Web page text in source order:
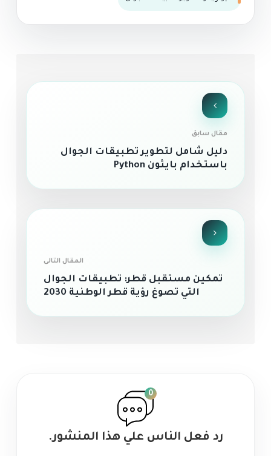
مقال سابق
دليل شامل لتطوير تطبيقات الجوال
باستخدام بايثون Python
المقال التالى
تمكين مستقبل قطر: تطبيقات الجوال
التي تصوغ رؤية قطر الوطنية 2030
0
رد فعل الناس علي هذا المنشور.